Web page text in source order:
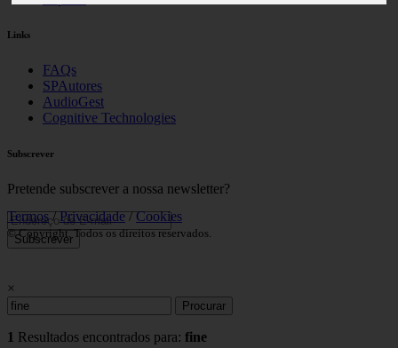
Links
FAQs
SPAutores
AudioGest
Cognitive Technologies
Subscrever
Pretende subscrever a nossa newsletter?
Subscrever
Termos/Privacidade/Cookies
© Copyright. Todos os direitos reservados.
×
Procurar
1 Resultados encontrados para: fine